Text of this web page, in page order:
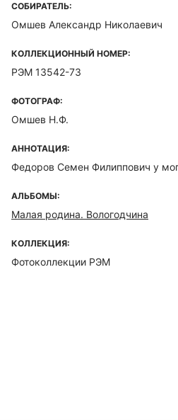
СОБИРАТЕЛЬ:
Омшев Александр Николаевич
КОЛЛЕКЦИОННЫЙ НОМЕР:
РЭМ 13542-73
ФОТОГРАФ:
Омшев Н.Ф.
АННОТАЦИЯ:
Федоров Семен Филиппович у
АЛЬБОМЫ:
Малая родина. Вологодчина
КОЛЛЕКЦИЯ:
Фотоколлекции РЭМ